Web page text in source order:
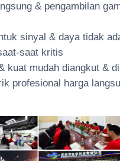
& pengambilan
sinyal & daya tidak
saat kritis
kuat mudah diangkut &
profesional harga